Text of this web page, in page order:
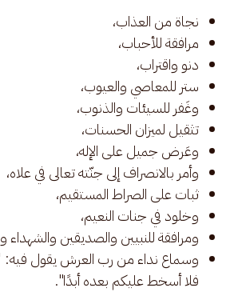
نجاة من العذاب،
مرافقة للأحباب،
دنو واقتراب،
ستر للمعاصي والعيوب،
وغَفر للسيئات والذنوب،
تثقيل لميزان الحسنات،
وعَرض جميل على الإله،
وأمر بالانصراف إلى جنّته تعالى في علاه،
ثبات على الصراط المستقيم،
وخلود في جنات النعيم،
ومرافقة للنبيين والصديقين والشهداء
وسماع نداء من رب العرش يقول فيه:
فلا أسخط عليكم بعده أبدًا".